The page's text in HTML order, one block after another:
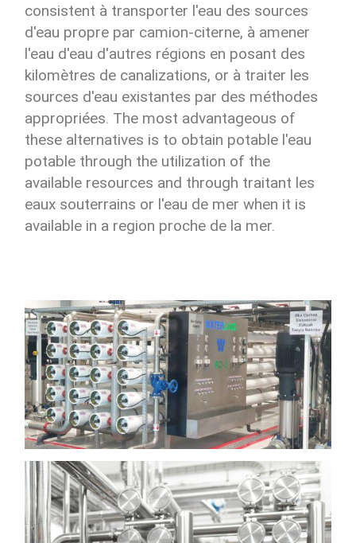
consistent à transporter l'eau des sources
d'eau propre par camion-citerne, à amener
l'eau d'eau d'autres régions en posant des
kilomètres de canalizations, or à traiter les
sources d'eau existantes par des méthodes
appropriées. The most advantageous of
these alternatives is to obtain potable l'eau
potable through the utilization of the
available resources and through traitant les
eaux souterrains or l'eau de mer when it is
available in a region proche de la mer.